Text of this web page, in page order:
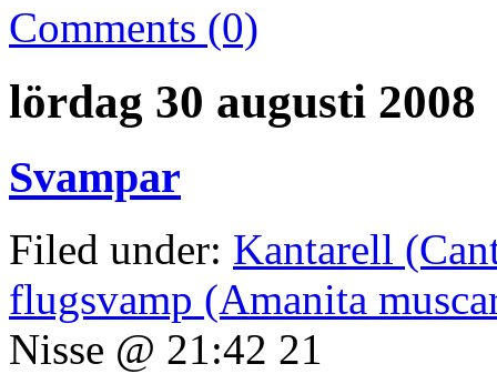
Comments (0)
lördag 30 augusti 2008
Svampar
Filed under: Kantarell
flugsvamp (Amanita
Nisse @ 21:42 21